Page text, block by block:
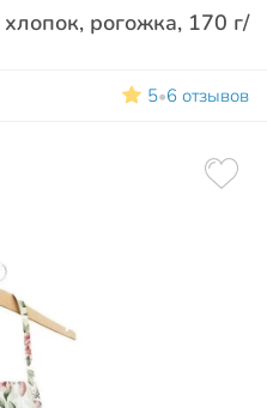
рогожка, 170 г/
5•6 отзывов